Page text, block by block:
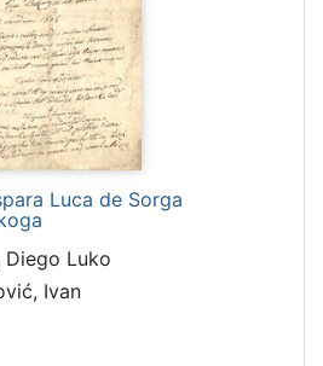
Luca de Sorga
Luko
Ivan